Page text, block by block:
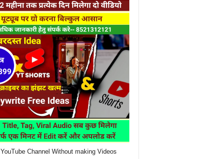
Channel Without making Videos